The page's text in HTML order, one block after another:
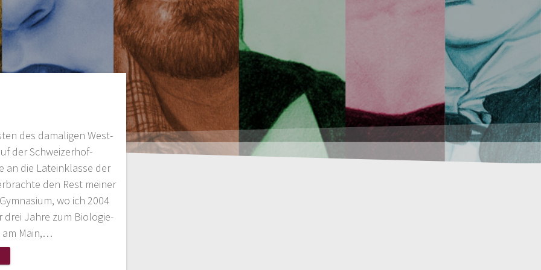
des damaligen West-
der Schweizerhof-
an die Lateinklasse der
den Rest meiner
wo ich 2004
drei Jahre zum Biologie-
am Main,…